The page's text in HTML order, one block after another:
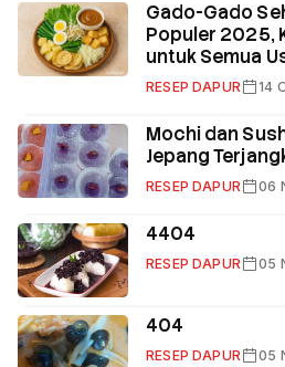
Gado-Gado
Populer 2025,
untuk Semua
RESEP DAPUR 14
Mochi dan
Jepang
RESEP DAPUR 06
4404
RESEP DAPUR 05
404
RESEP DAPUR 05